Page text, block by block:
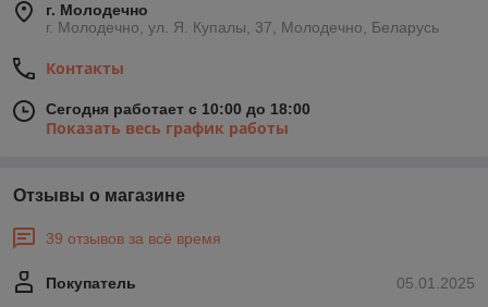
г. Молодечно
г. Молодечно, ул. Я. Купалы, 37, Молодечно, Беларусь
Контакты
Сегодня работает с 10:00 до 18:00
Показать весь график работы
Отзывы о магазине
39 отзывов за всё время
05.01.2025
Покупатель